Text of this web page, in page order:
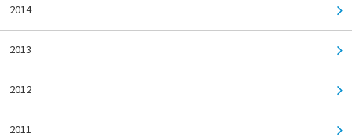
2014
2013
2012
2011